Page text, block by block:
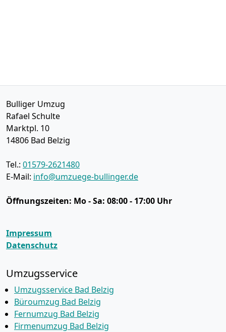
Bulliger Umzug
Rafael Schulte
Marktpl. 10
14806 Bad Belzig
Tel.: 01579-2621480
E-Mail: info@umzuege-bullinger.de
Öffnungszeiten: Mo - Sa: 08:00 - 17:00 Uhr
Impressum
Datenschutz
Umzugsservice
Umzugsservice Bad Belzig
Büroumzug Bad Belzig
Fernumzug Bad Belzig
Firmenumzug Bad Belzig